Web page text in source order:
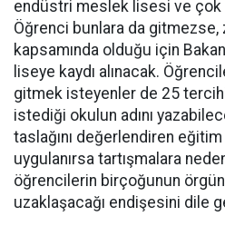
endüstri meslek lisesi ve çok
Öğrenci bunlara da
kapsamında olduğu için
liseye kaydı alınacak.
gitmek isteyenler de 25
istediği okulun adını
taslağını değerlendiren
uygulanırsa tartışmalara
öğrencilerin birçoğunun
uzaklaşacağı endişesini dile